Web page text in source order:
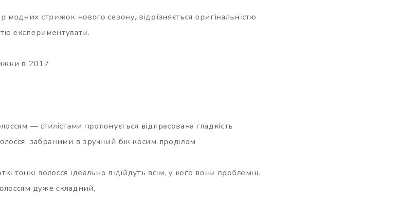
модних стрижок нового сезону, відрізняється оригінальністю
експериментувати.
в 2017
— стилістами пропонується відпрасована гладкість
забраними в зручний бік косим проділом
тонкі волосся ідеально підійдуть всім, у кого вони проблемні.
дуже складний,